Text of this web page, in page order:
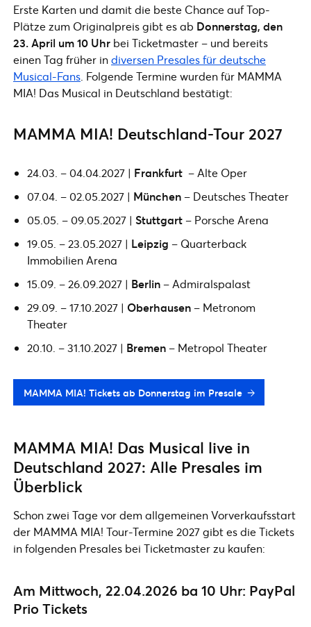
Erste Karten und damit die beste Chance auf Top-
Plätze zum Originalpreis gibt es ab Donnerstag, den
23. April um 10 Uhr bei Ticketmaster – und bereits
einen Tag früher indiversen Presales für deutsche
Musical-Fans . Folgende Termine wurden für MAMMA
MIA! Das Musical in Deutschland bestätigt:
MAMMA MIA! Deutschland-Tour 2027
24.03. – 04.04.2027 | Frankfurt – Alte Oper
07.04. – 02.05.2027 | München– Deutsches Theater
05.05. – 09.05.2027 | Stuttgart– Porsche Arena
19.05. – 23.05.2027 | Leipzig – Quarterback
Immobilien Arena
15.09. – 26.09.2027 | Berlin– Admiralspalast
29.09. – 17.10.2027 | Oberhausen– Metronom
Theater
20.10. – 31.10.2027 | Bremen– Metropol Theater
MAMMA MIA! Tickets ab Donnerstag im Presale
MAMMA MIA! Das Musical live in
Deutschland 2027: Alle Presales im
Überblick
Schon zwei Tage vor dem allgemeinen Vorverkaufsstart
der MAMMA MIA! Tour-Termine 2027 gibt es die Tickets
in folgenden Presales bei Ticketmaster zu kaufen:
Am Mittwoch, 22.04.2026 ba 10 Uhr: PayPal
Prio Tickets